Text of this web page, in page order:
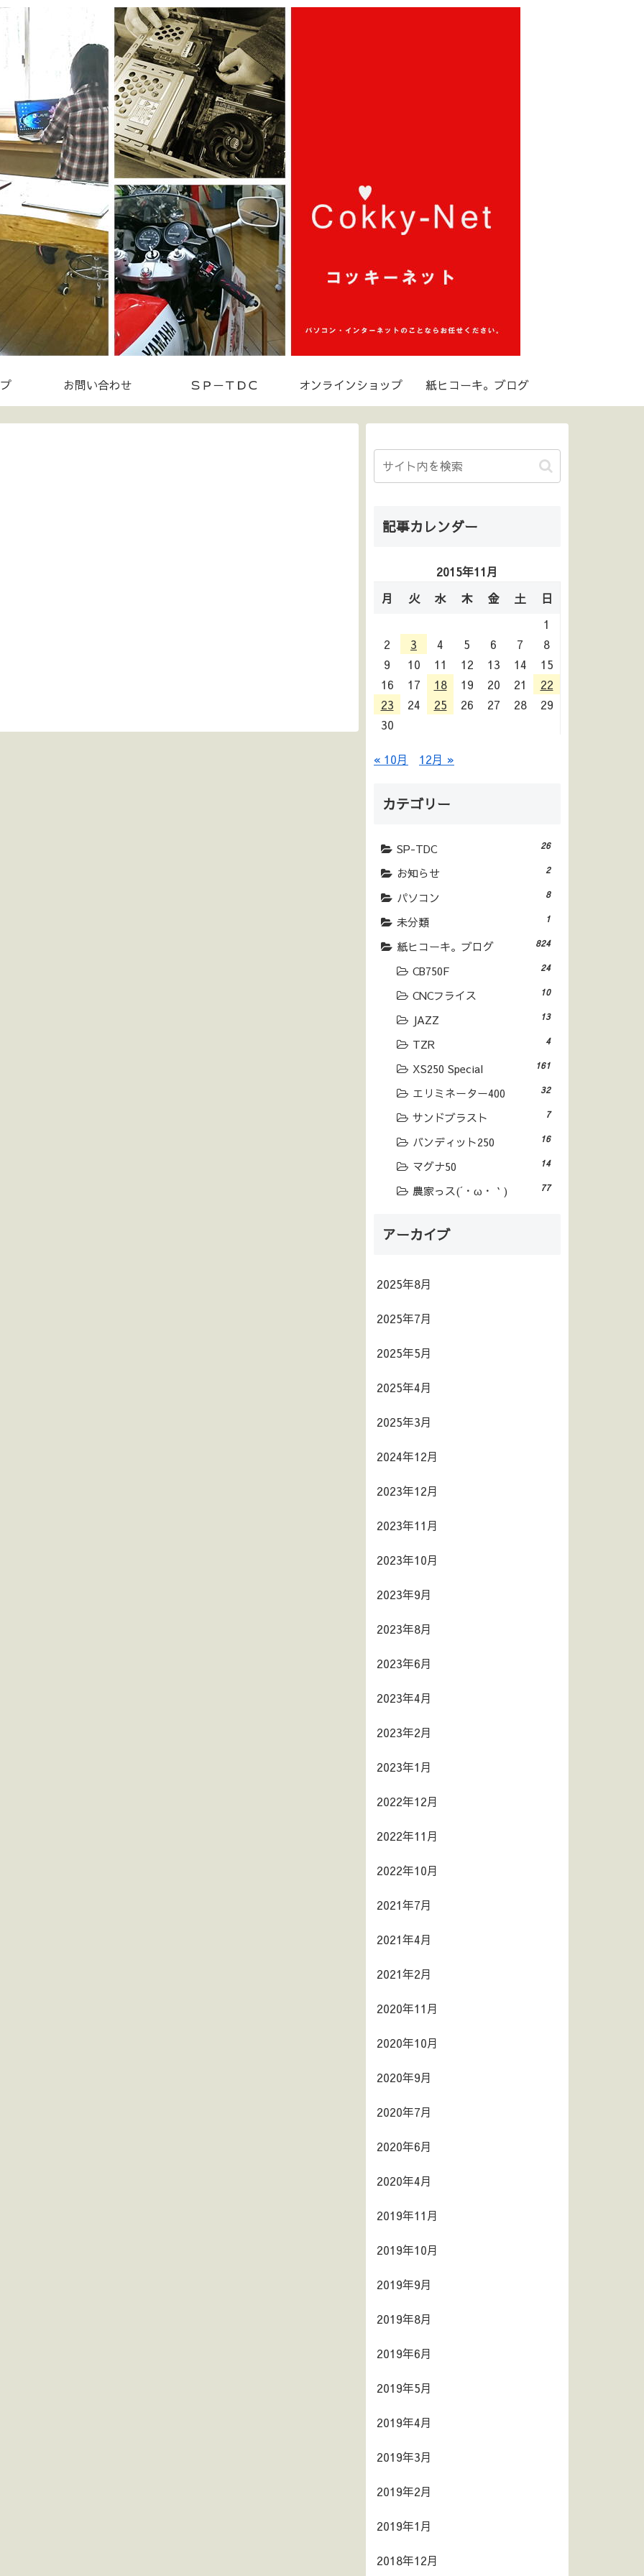
お問い合わせ ＳＰ－ＴＤＣ オンラインショップ 紙ヒコーキ。ブログ
記事カレンダー
2015年11月
月
火 水 木 金 土
日
1
2
3 4 5 6 7
8
9
10 11 12 13 14
15
16
17 18 19 20 21
22
23
24 25 26 27 28
29
30
« 10月 12月 »
カテゴリー
SP-TDC 26
お知らせ 2
パソコン 8
未分類 1
紙ヒコーキ。ブログ 824
CB750F 24
CNCフライス 10
JAZZ 13
TZR 4
XS250 Special 161
エリミネーター400 32
サンドブラスト 7
バンディット250 16
マグナ50 14
農家っス(´・ω・｀) 77
アーカイブ
2025年8月
2025年7月
2025年5月
2025年4月
2025年3月
2024年12月
2023年12月
2023年11月
2023年10月
2023年9月
2023年8月
2023年6月
2023年4月
2023年2月
2023年1月
2022年12月
2022年11月
2022年10月
2021年7月
2021年4月
2021年2月
2020年11月
2020年10月
2020年9月
2020年7月
2020年6月
2020年4月
2019年11月
2019年10月
2019年9月
2019年8月
2019年6月
2019年5月
2019年4月
2019年3月
2019年2月
2019年1月
2018年12月